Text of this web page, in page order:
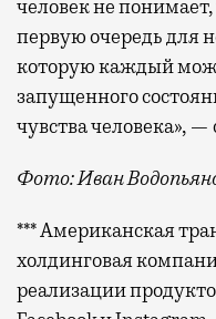
человек не понимает,
первую очередь для
которую каждый
запущенного
чувства человека»,
Фото: Иван
*** Американская
холдинговая
реализации